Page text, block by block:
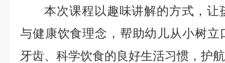
本次课程以趣味讲解的方式，让
与健康饮食理念，帮助幼儿从小树
牙齿、科学饮食的良好生活习惯，护